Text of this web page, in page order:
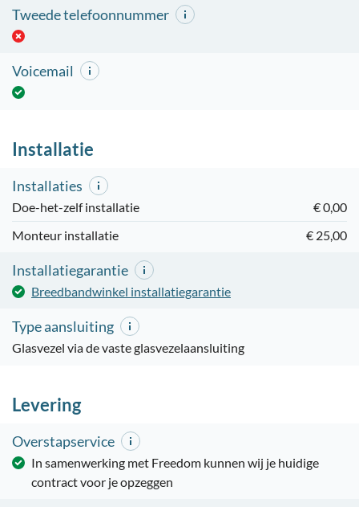
Tweede telefoonnummer
Voicemail
Installatie
Installaties
Doe-het-zelf installatie
€ 0,00
Monteur installatie
€ 25,00
Installatiegarantie
Breedbandwinkel installatiegarantie
Type aansluiting
Glasvezel via de vaste glasvezelaansluiting
Levering
Overstapservice
In samenwerking met Freedom kunnen wij je huidige
contract voor je opzeggen